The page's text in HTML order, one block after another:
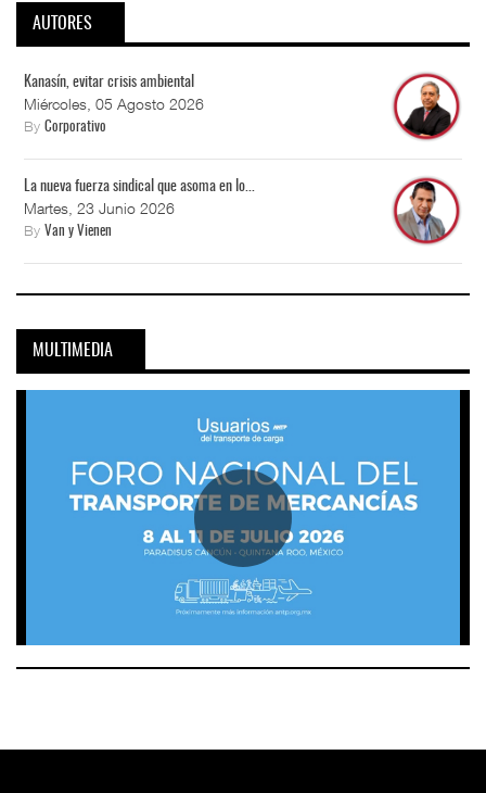
AUTORES
Kanasín, evitar crisis ambiental
Miércoles, 05 Agosto 2026
By Corporativo
La nueva fuerza sindical que asoma en lo...
Martes, 23 Junio 2026
By Van y Vienen
MULTIMEDIA